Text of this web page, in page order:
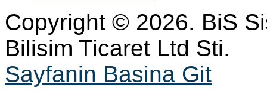
Copyright © 2026. BiS
Bilisim Ticaret Ltd Sti.
Sayfanin Basina Git